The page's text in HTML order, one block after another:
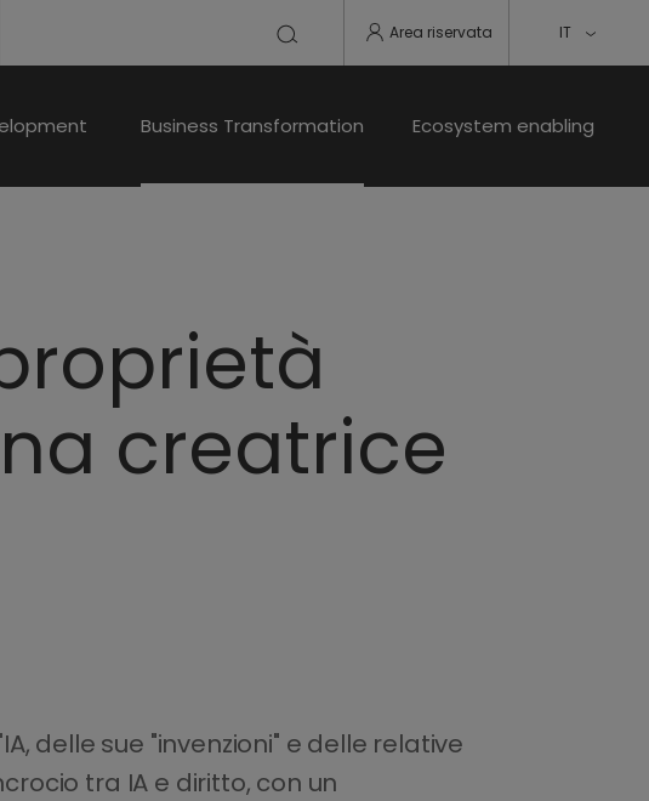
Area riservata IT
Business Transformation Ecosystem enabling
creatrice
delle sue "invenzioni" e delle relative
tra IA e diritto, con un